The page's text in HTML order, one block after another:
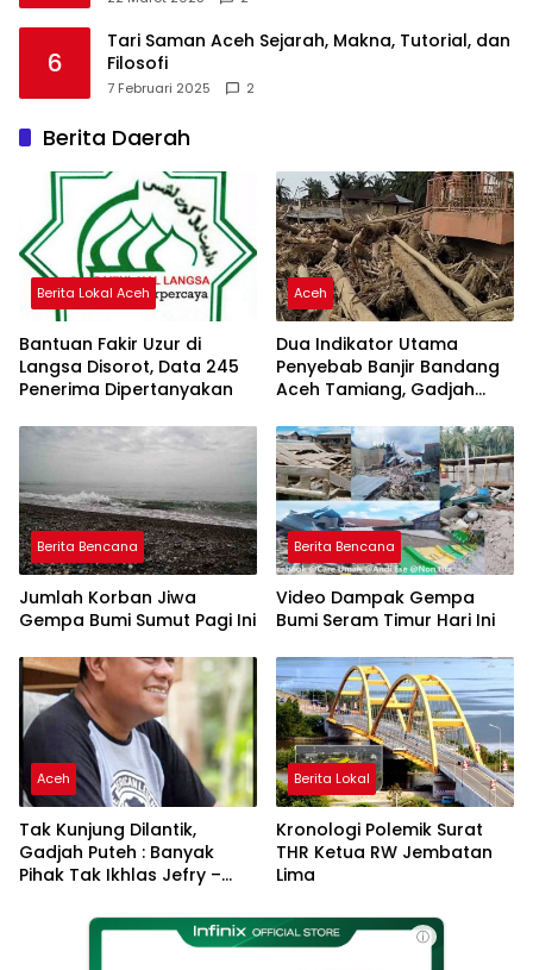
6
Tari Saman Aceh Sejarah, Makna, Tutorial, dan
Filosofi
7 Februari 2025 2
Berita Daerah
Berita Lokal Aceh
Bantuan Fakir Uzur di
Langsa Disorot, Data 245
Penerima Dipertanyakan
Aceh
Dua Indikator Utama
Penyebab Banjir Bandang
Aceh Tamiang, Gadjah
DAS
Berita Bencana
Jumlah Korban Jiwa
Gempa Bumi Sumut Pagi Ini
Berita Bencana
Video Dampak Gempa
Bumi Seram Timur Hari Ini
Aceh
Tak Kunjung Dilantik,
Gadjah Puteh : Banyak
Pihak Tak Ikhlas Jefry –
Berita Lokal
Kronologi Polemik Surat
THR Ketua RW Jembatan
Lima
ⓘ